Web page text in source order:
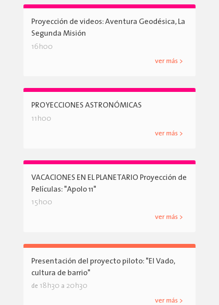
Proyección de videos: Aventura Geodésica, La
Segunda Misión
16h00
ver más >
PROYECCIONES ASTRONÓMICAS
11h00
ver más >
VACACIONES EN EL PLANETARIO Proyección de
Películas: "Apolo 11"
15h00
ver más >
Presentación del proyecto piloto: "El Vado,
cultura de barrio"
de 18h30 a 20h30
ver más >